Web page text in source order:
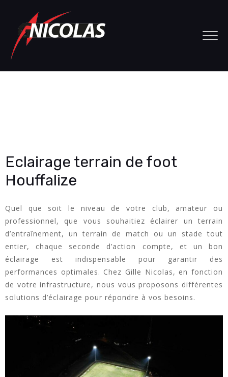
Eclairage terrain de foot
Houffalize
Quel que soit le niveau de votre club, amateur ou
professionnel, que vous souhaitiez éclairer un terrain
d’entraînement, un terrain de match ou un stade tout
entier, chaque seconde d’action compte, et un bon
éclairage est indispensable pour garantir des
performances optimales. Chez Gille Nicolas, en fonction
de votre infrastructure, nous vous proposons différentes
solutions d’éclairage pour répondre à vos besoins.